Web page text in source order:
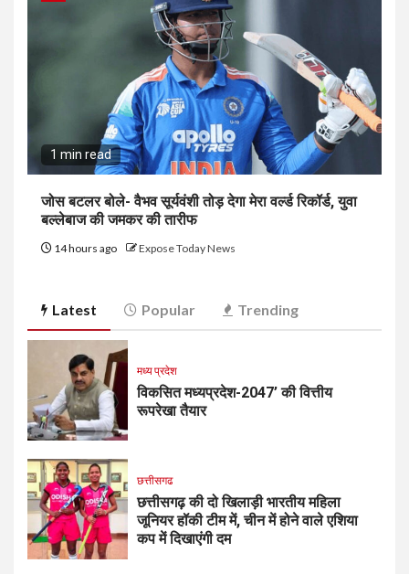
1 min read
जोस बटलर बोले- वैभव सूर्यवंशी तोड़ देगा मेरा वर्ल्ड रिकॉर्ड, युवा
बल्लेबाज की जमकर की तारीफ
14 hours ago Expose Today News
Latest Popular Trending
मध्य प्रदेश
विकसित मध्यप्रदेश-2047’ की वित्तीय
रूपरेखा तैयार
छत्तीसगढ
छत्तीसगढ़ की दो खिलाड़ी भारतीय महिला
जूनियर हॉकी टीम में, चीन में होने वाले एशिया
कप में दिखाएंगी दम